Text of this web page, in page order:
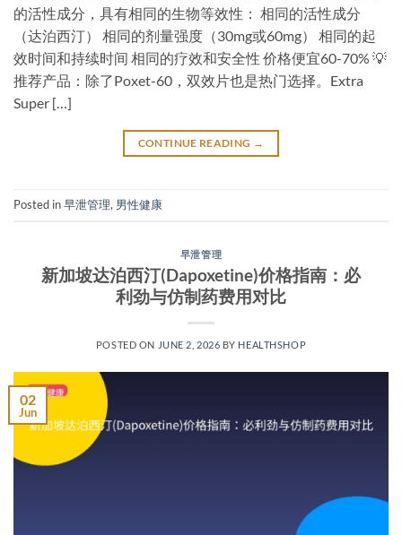
的活性成分，具有相同的生物等效性： 相同的活性成分
（达泊西汀） 相同的剂量强度（30mg或60mg） 相同的起
效时间和持续时间 相同的疗效和安全性 价格便宜60-70% 💡
推荐产品：除了Poxet-60，双效片也是热门选择。Extra
Super […]
CONTINUE READING →
Posted in早泄管理, 男性健康
早泄管理
新加坡达泊西汀(Dapoxetine)价格指南：必
利劲与仿制药费用对比
POSTED ON JUNE 2, 2026 BY HEALTHSHOP
02
Jun